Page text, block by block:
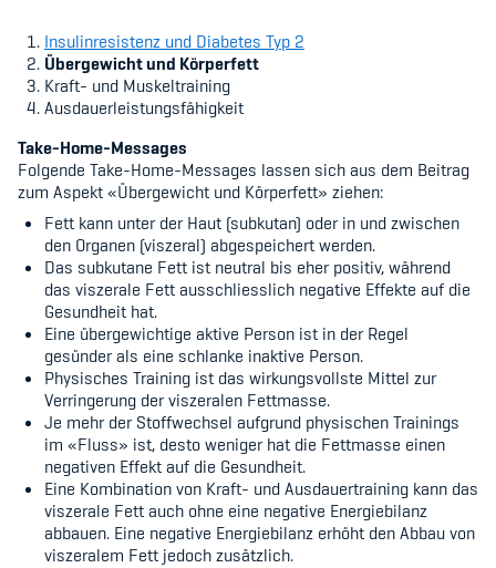
Krankenversicherung
Schwangerschaft & Sport
Spitzensport & Studium
Organisation
Team
Offene Stellen
Mitgliedervereine
Sponsoren und Partner
Netzwerk
Insulinresistenz und Diabetes Typ 2
Übergewicht und Körperfett
Kraft- und Muskeltraining
Ausdauerleistungsfähigkeit
Take-Home-Messages
Folgende Take-Home-Messages lassen sich aus dem Beitrag
zum Aspekt «Übergewicht und Körperfett» ziehen:
Fett kann unter der Haut (subkutan) oder in und zwischen
den Organen (viszeral) abgespeichert werden.
Das subkutane Fett ist neutral bis eher positiv, während
das viszerale Fett ausschliesslich negative Effekte auf die
Gesundheit hat.
Eine übergewichtige aktive Person ist in der Regel
gesünder als eine schlanke inaktive Person.
Physisches Training ist das wirkungsvollste Mittel zur
Verringerung der viszeralen Fettmasse.
Je mehr der Stoffwechsel aufgrund physischen Trainings
im «Fluss» ist, desto weniger hat die Fettmasse einen
negativen Effekt auf die Gesundheit.
Eine Kombination von Kraft- und Ausdauertraining kann das
viszerale Fett auch ohne eine negative Energiebilanz
abbauen. Eine negative Energiebilanz erhöht den Abbau von
viszeralem Fett jedoch zusätzlich.